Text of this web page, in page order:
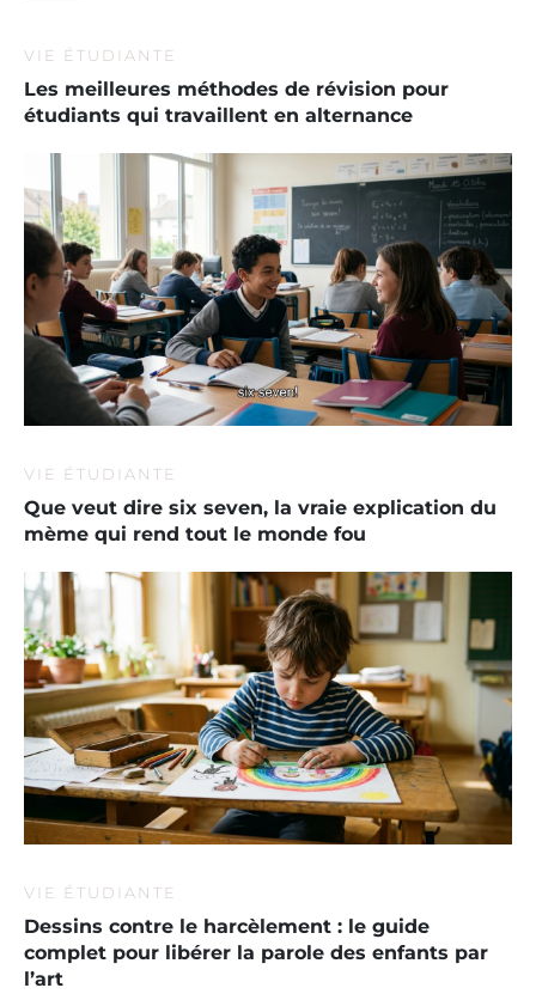
VIE ÉTUDIANTE
Les meilleures méthodes de révision pour
étudiants qui travaillent en alternance
VIE ÉTUDIANTE
Que veut dire six seven, la vraie explication du
mème qui rend tout le monde fou
VIE ÉTUDIANTE
Dessins contre le harcèlement : le guide
complet pour libérer la parole des enfants par
l’art